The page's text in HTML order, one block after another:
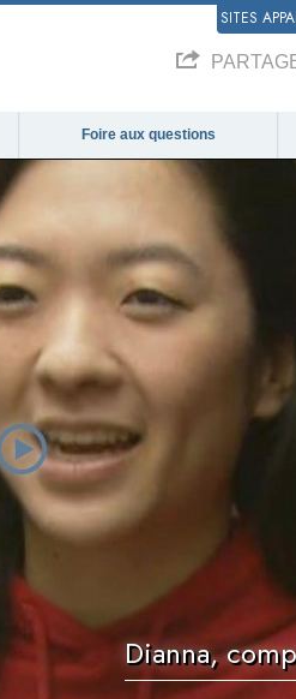
SITES
Foire aux questions
Dianna,